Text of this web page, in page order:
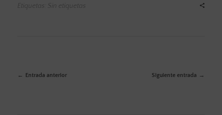
Etiquetas: Sin etiquetas
Entrada anterior Siguiente entrada